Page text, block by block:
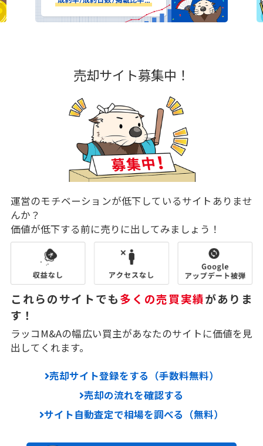
売却サイト募集中！
運営のモチベーションが低下しているサイトありませ
んか？
価値が低下する前に売りに出してみましょう！
これらのサイトでも多くの売買実績がありま
す！
ラッコM&Aの幅広い買主があなたのサイトに価値を見
出してくれます。
売却サイト登録をする（手数料無料）
売却の流れを確認する
サイト自動査定で相場を調べる（無料）